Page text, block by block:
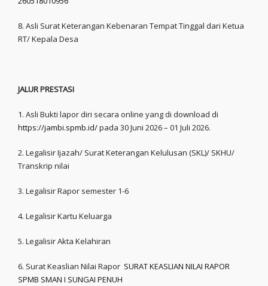
8. Asli Surat Keterangan Kebenaran Tempat Tinggal dari Ketua
RT/ Kepala Desa
JALUR PRESTASI
1. Asli Bukti lapor diri secara online yang di download di
https://jambi.spmb.id/pada 30 Juni 2026 – 01 Juli 2026.
2. Legalisir Ijazah/ Surat Keterangan Kelulusan (SKL)/ SKHU/
Transkrip nilai
3. Legalisir Rapor semester 1-6
4. Legalisir Kartu Keluarga
5. Legalisir Akta Kelahiran
6. Surat Keaslian Nilai Rapor SURAT KEASLIAN NILAI RAPOR
SPMB SMAN I SUNGAI PENUH